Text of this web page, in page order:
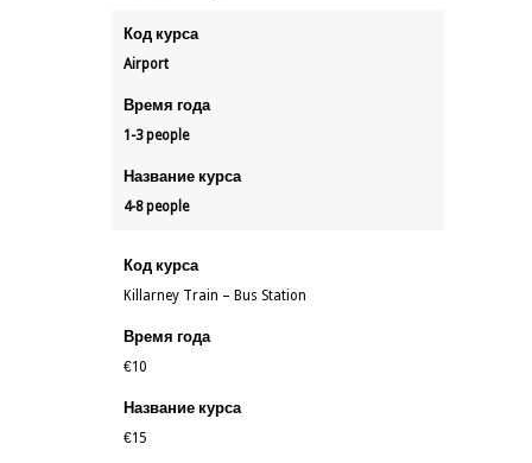
Код курса
Airport
Время года
1-3 people
Название курса
4-8 people
Код курса
Killarney Train – Bus Station
Время года
€10
Название курса
€15